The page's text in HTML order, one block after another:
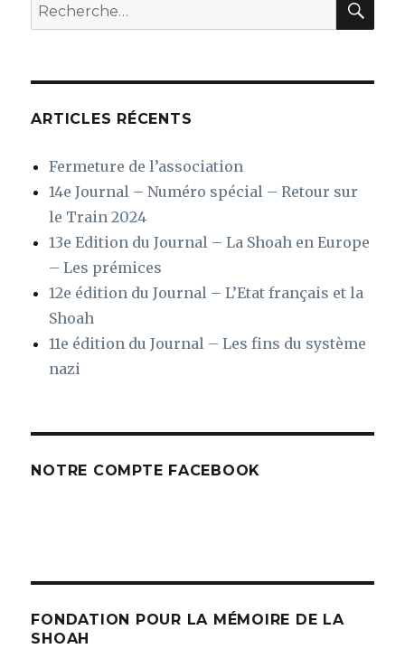
pour
ARTICLES RÉCENTS
Fermeture de l’association
14e Journal – Numéro spécial – Retour sur
le Train 2024
13e Edition du Journal – La Shoah en Europe
– Les prémices
12e édition du Journal – L’Etat français et la
Shoah
11e édition du Journal – Les fins du système
nazi
NOTRE COMPTE FACEBOOK
FONDATION POUR LA MÉMOIRE DE LA
SHOAH